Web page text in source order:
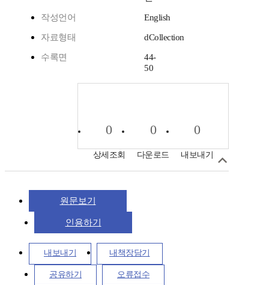
작성언어 English
자료형태 dCollection
수록면
44-
50
0
상세조회
0
다운로드
0
내보내기
원문보기
인용하기
내보내기 내책장담기
공유하기 오류접수